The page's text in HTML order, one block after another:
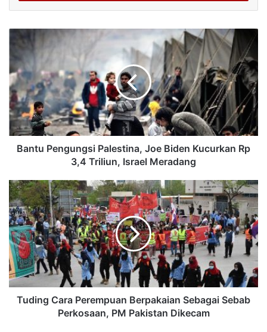
Bantu Pengungsi Palestina, Joe Biden Kucurkan Rp
3,4 Triliun, Israel Meradang
Tuding Cara Perempuan Berpakaian Sebagai Sebab
Perkosaan, PM Pakistan Dikecam